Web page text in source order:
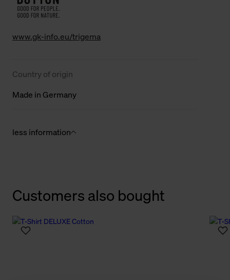
www.gk-info.eu/trigema
Country of origin
Made in Germany
less information
Customers also bought